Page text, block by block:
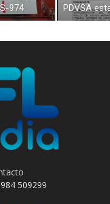
974
PDVSA
509299